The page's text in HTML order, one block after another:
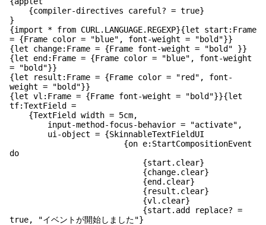
{compiler-directives careful? = true}
}
{import * from CURL.LANGUAGE.REGEXP}{let start:Frame
= {Frame color = "blue", font-weight = "bold"}}
{let change:Frame = {Frame font-weight = "bold" }}
{let end:Frame = {Frame color = "blue", font-weight
= "bold"}}
{let result:Frame = {Frame color = "red", font-
weight = "bold"}}
{let vl:Frame = {Frame font-weight = "bold"}}{let
tf:TextField =
{TextField width = 5cm,
input-method-focus-behavior = "activate",
ui-object = {SkinnableTextFieldUI
{on e:StartCompositionEvent
do
{start.clear}
{change.clear}
{end.clear}
{result.clear}
{vl.clear}
{start.add replace? =
true, "イベントが開始しました"}